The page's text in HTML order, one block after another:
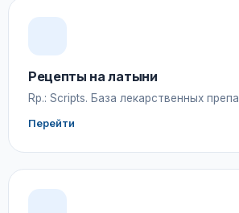
Рецепты на латыни
Rp.: Scripts. База лекарственных
Перейти